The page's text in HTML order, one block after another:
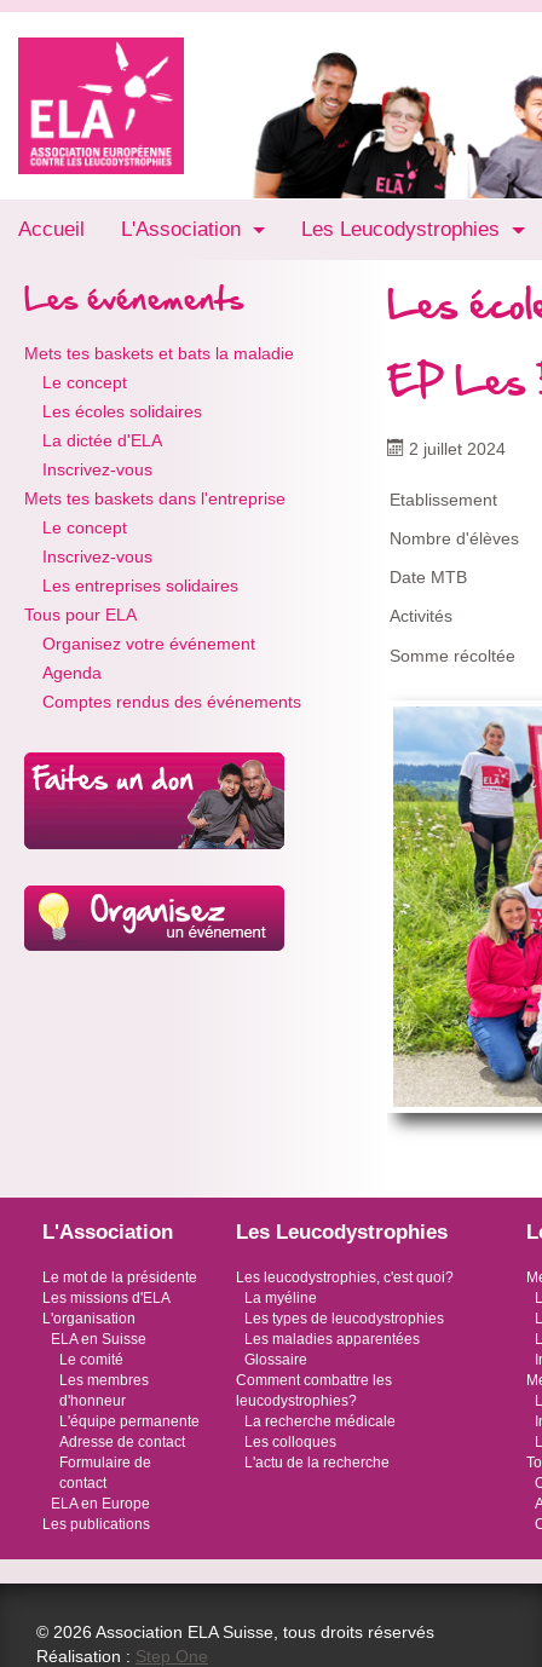
Accueil L'Association Les Leucodystrophies
Les événements
Mets tes baskets et bats la maladie
Le concept
Les écoles solidaires
La dictée d'ELA
Inscrivez-vous
Mets tes baskets dans l'entreprise
Le concept
Inscrivez-vous
Les entreprises solidaires
Tous pour ELA
Organisez votre événement
Agenda
Comptes rendus des événements
Les
EP Les
2 juillet 2024
Etablissement
Nombre d'élèves
Date MTB
Activités
Somme récoltée
L'Association
Le mot de la présidente
Les missions d'ELA
L'organisation
ELA en Suisse
Le comité
Les membres
d'honneur
L'équipe permanente
Adresse de contact
Formulaire de
contact
ELA en Europe
Les publications
Les Leucodystrophies
Les leucodystrophies, c'est quoi?
La myéline
Les types de leucodystrophies
Les maladies apparentées
Glossaire
Comment combattre les
leucodystrophies?
La recherche médicale
Les colloques
L'actu de la recherche
© 2026 Association ELA Suisse, tous droits réservés
Réalisation : Step One